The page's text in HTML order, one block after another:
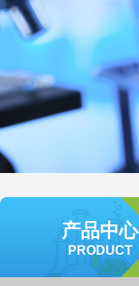
产品中心
PRODUCT